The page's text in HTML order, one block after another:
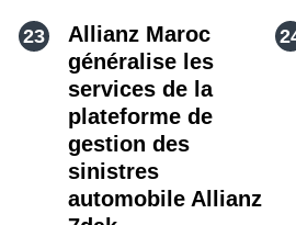
Allianz Maroc
généralise les
services de la
plateforme de
gestion des
sinistres
automobile Allianz